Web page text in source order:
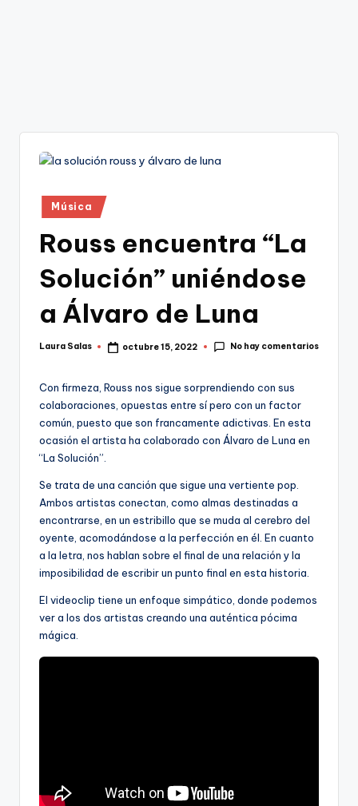
Publicado
en
Música
Rouss encuentra “La
Solución” uniéndose
a Álvaro de Luna
Publicado
Laura Salas octubre 15, 2022 No hay comentarios
Con firmeza, Rouss nos sigue sorprendiendo con sus
colaboraciones, opuestas entre sí pero con un factor
común, puesto que son francamente adictivas. En esta
ocasión el artista ha colaborado con Álvaro de Luna en
“La Solución”.
Se trata de una canción que sigue una vertiente pop.
Ambos artistas conectan, como almas destinadas a
encontrarse, en un estribillo que se muda al cerebro del
oyente, acomodándose a la perfección en él. En cuanto
a la letra, nos hablan sobre el final de una relación y la
imposibilidad de escribir un punto final en esta historia.
El videoclip tiene un enfoque simpático, donde podemos
ver a los dos artistas creando una auténtica pócima
mágica.